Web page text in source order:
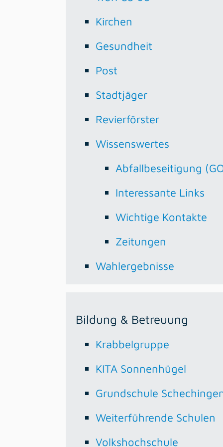
Kirchen
Gesundheit
Post
Stadtjäger
Revierförster
Wissenswertes
Abfallbeseitigung
Interessante Links
Wichtige Kontakte
Zeitungen
Wahlergebnisse
Bildung & Betreuung
Krabbelgruppe
KITA Sonnenhügel
Grundschule
Weiterführende Schulen
Volkshochschule